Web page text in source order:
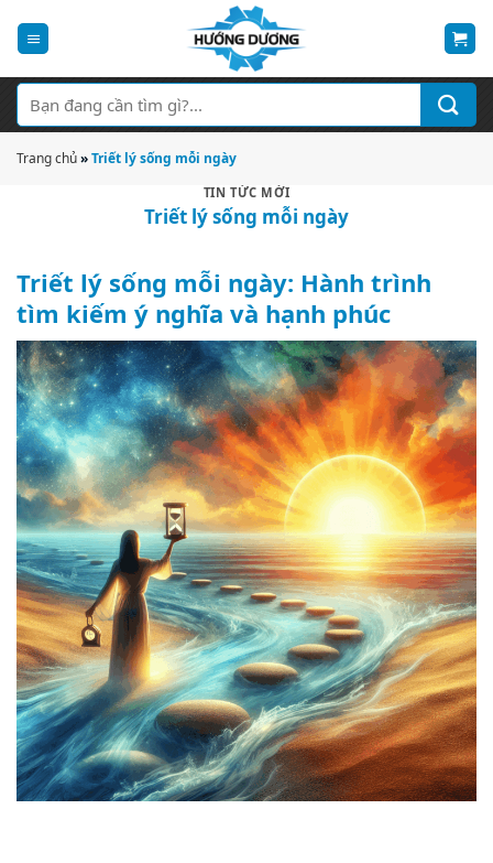
qua
dung
Tìm
kiếm:
Trang chủ»Triết lý sống mỗi ngày
TIN TỨC MỚI
Triết lý sống mỗi ngày
Triết lý sống mỗi ngày: Hành trình
tìm kiếm ý nghĩa và hạnh phúc